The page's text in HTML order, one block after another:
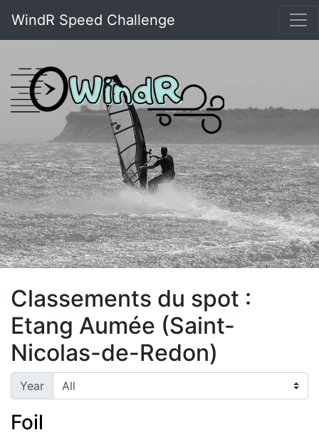
WindR Speed Challenge
Classements du spot :
Etang Aumée (Saint-
Nicolas-de-Redon)
Year
Foil